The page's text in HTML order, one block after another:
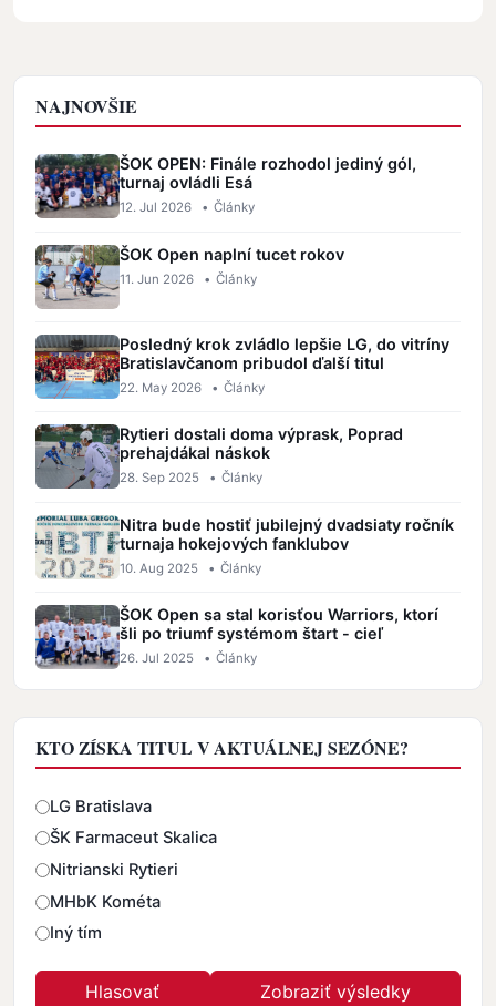
NAJNOVŠIE
ŠOK OPEN: Finále rozhodol jediný gól,
turnaj ovládli Esá
12. Jul 2026 • Články
ŠOK Open naplní tucet rokov
11. Jun 2026 • Články
Posledný krok zvládlo lepšie LG, do vitríny
Bratislavčanom pribudol ďalší titul
22. May 2026 • Články
Rytieri dostali doma výprask, Poprad
prehajdákal náskok
28. Sep 2025 • Články
Nitra bude hostiť jubilejný dvadsiaty ročník
turnaja hokejových fanklubov
10. Aug 2025 • Články
ŠOK Open sa stal korisťou Warriors, ktorí
šli po triumf systémom štart - cieľ
26. Jul 2025 • Články
KTO ZÍSKA TITUL V AKTUÁLNEJ SEZÓNE?
Odpovede
LG Bratislava
ŠK Farmaceut Skalica
Nitrianski Rytieri
MHbK Kométa
Iný tím